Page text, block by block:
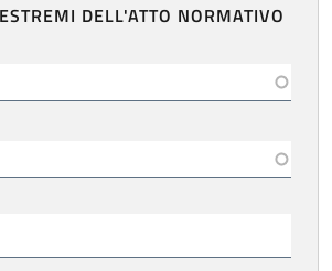
DELL'ATTO NORMATIVO